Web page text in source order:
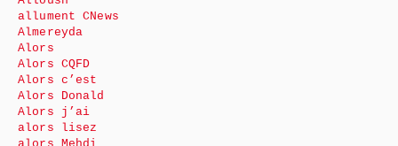
allument CNews
Almereyda
Alors
Alors CQFD
Alors c’est
Alors Donald
Alors j’ai
alors lisez